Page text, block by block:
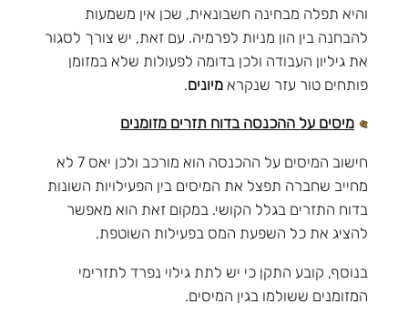
והיא תפלה מבחינה חשבונאית, שכן אין משמעות
להבחנה בין הון מניות לפרמיה. עם זאת, יש צורך לסגור
את גיליון העבודה ולכן בדומה לפעולות שלא במזומן
פותחים טור עזר שנקרא מיונים.
מיסים על ההכנסה בדוח תזרים מזומנים
חישוב המיסים על ההכנסה הוא מורכב ולכן יאס 7 לא
מחייב שחברה תפצל את המיסים בין הפעילויות השונות
בדוח התזרים בגלל הקושי. במקום זאת הוא מאפשר
להציג את כל השפעת המס בפעילות השוטפת.
בנוסף, קובע התקן כי יש לתת גילוי נפרד לתזרימי
המזומנים ששולמו בגין המיסים.